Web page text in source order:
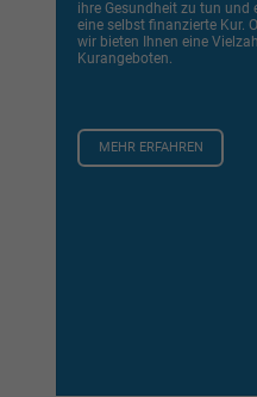
wir bieten Ihnen eine
Kurangeboten.